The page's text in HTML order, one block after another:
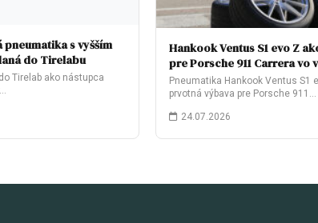
s vyšším
do Tirelabu
Tirelab ako nástupca
Hankook Ventus S1 evo Z
pre Porsche 911 Carrera
Pneumatika Hankook Ventus S1
prvotná výbava pre Porsche 911…
24.07.2026